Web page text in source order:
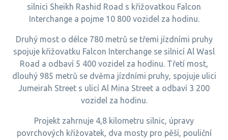
silnici Sheikh Rashid Road s křižovatkou Falcon
Interchange a pojme 10 800 vozidel za hodinu.
Druhý most o délce 780 metrů se třemi jízdními pruhy
spojuje křižovatku Falcon Interchange se silnicí Al Wasl
Road a odbaví 5 400 vozidel za hodinu. Třetí most,
dlouhý 985 metrů se dvěma jízdními pruhy, spojuje ulici
Jumeirah Street s ulicí Al Mina Street a odbaví 3 200
vozidel za hodinu.
Projekt zahrnuje 4,8 kilometru silnic, úpravy
povrchových křižovatek, dva mosty pro pěší, pouliční